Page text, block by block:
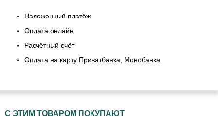
Наложенный платёж
Оплата онлайн
Расчётный счёт
Оплата на карту Приватбанка, Монобанка
С ЭТИМ ТОВАРОМ ПОКУПАЮТ